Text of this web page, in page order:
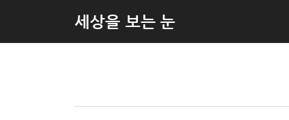
세상을 보는 눈